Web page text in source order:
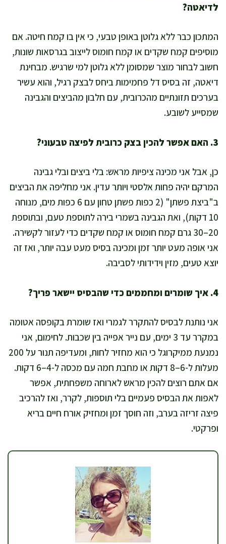
לדיאטה?
המתכון כבר ללא גלוטן באופן טבעי, כי אין בו קמח חיטה. אם
מוסיפים קמח שקדים או קמח חומוס לייצוב בגרסאות שונות,
חשוב לבחור מוצר שמסומן ללא גלוטן למי שרגיש. מבחינת
דיאטה, זה בסיס דל פחמימות ביחס לבצק רגיל, והוא עשיר
בערכים תזונתיים מהכרובית, עם חלבון מהביצים והגבינה
שמסייע לשובע.
3. האם אפשר להכין בצק כרובית לפיצה טבעוני?
כן, אבל אני מכינה ציפיות מראש: בלי ביצים ובלי גבינה
המרקם יהיה פחות אלסטי ויותר עדין. אני מחליפה את הביצים
ב"ביצת פשתן" (2 כפות פשתן טחון עם 6 כפות מים, מנוחה
10 דקות), ואת הגבינה בשמרי בירה לתוספת טעם, ובתוספת
20–30 גרם קמח חומוס או קמח שקדים כדי לעזור לקשירה.
אני אופה מעט יותר זמן ומכינה בסיס מעט עבה יותר, ואז זה
יוצא טעים, מזין וידידותי לסביבה.
4. איך שומרים ומחממים כדי שהבסיס יישאר פריך?
אני נותנת לבסיס להתקרר לגמרי ואז שומרת בקופסה אטומה
במקרר עד 3 ימים, עם נייר אפייה בין שכבות. לחימום, אני
נמנעת ממיקרוגל כי הוא מחזיר לחות, ומעדיפה תנור על 200
מעלות ל-6–8 דקות או מחבת חמה עם מכסה ל-4–6 דקות.
אם אתם רוצים להכין מראש לארוחה משפחתית, אפשר
לאפות את הבסיס פעמיים בלי תוספות, לקרר, ואז להרכיב
פיצה זריזה בערב, וזה חוסך זמן ומחזיק אורח חיים בריא
ופרקטי.